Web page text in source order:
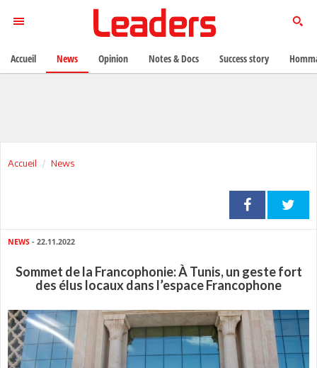
Accueil News
NEWS - 22.11.2022
Sommet de la Francophonie: À Tunis, un geste fort
des élus locaux dans l’espace Francophone
Accueil News Opinion Notes & Docs Success story